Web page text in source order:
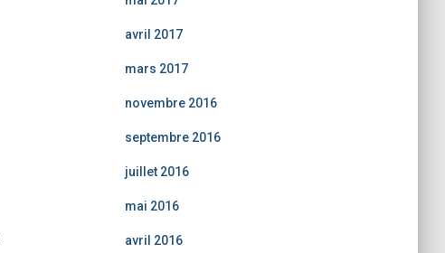
avril 2017
mars 2017
novembre 2016
septembre 2016
juillet 2016
mai 2016
avril 2016